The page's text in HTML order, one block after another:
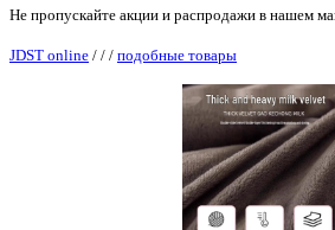
Не пропускайте акции и распродажи в нашем
JDST online / / / подобные товары